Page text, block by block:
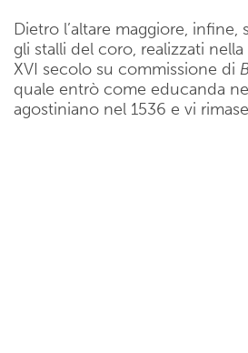
Dietro l’altare maggiore, infine,
gli stalli del coro, realizzati
XVI secolo su commissione di
quale entrò come educanda
agostiniano nel 1536 e vi